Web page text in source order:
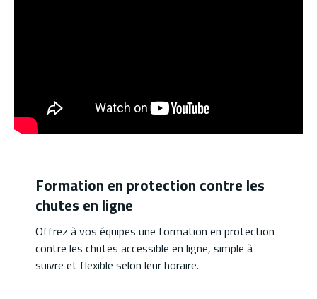
Formation en protection contre les
chutes en ligne
Offrez à vos équipes une formation en protection
contre les chutes accessible en ligne, simple à
suivre et flexible selon leur horaire.